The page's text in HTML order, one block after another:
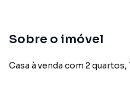
Sobre o imóvel
Casa à venda com 2 quartos,